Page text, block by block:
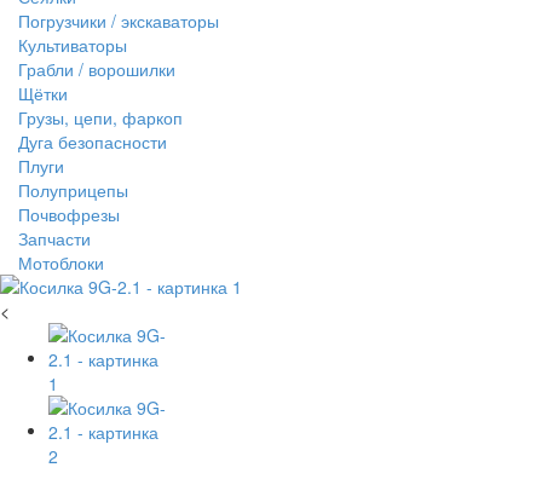
Погрузчики / экскаваторы
Культиваторы
Грабли / ворошилки
Щётки
Грузы, цепи, фаркоп
Дуга безопасности
Плуги
Полуприцепы
Почвофрезы
Запчасти
Мотоблоки
<